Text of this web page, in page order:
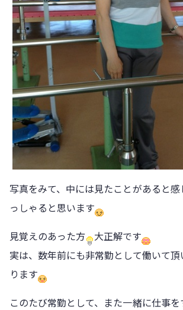
写真をみて、中には見たことがあると
っしゃると思います
見覚えのあった方
大正解です
実は、数年前にも非常勤として働いて
ります
このたび常勤として、また一緒に仕事を